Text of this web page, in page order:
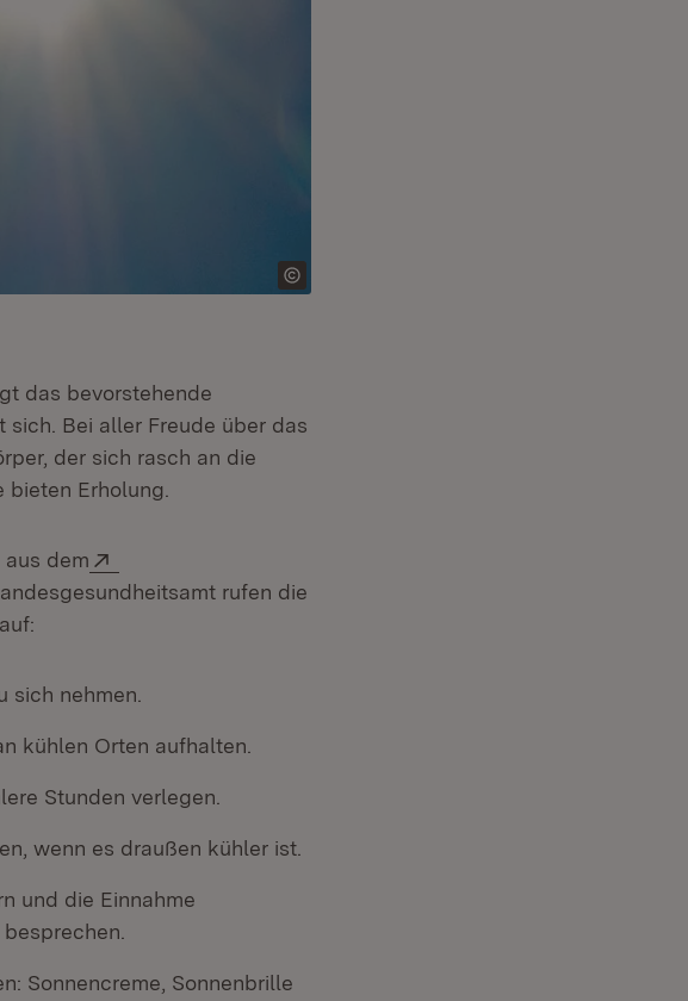
das bevorstehende
Bei aller Freude über das
der sich rasch an die
Erholung.
aus dem
in neuem Fenster)
rufen die
sich nehmen.
kühlen Orten aufhalten.
Stunden verlegen.
wenn es draußen kühler ist.
und die Einnahme
neuem Fenster)
Sonnencreme, Sonnenbrille